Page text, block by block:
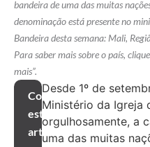
bandeira de uma das muitas
denominação está presente no
Bandeira desta semana: Mali,
Para saber mais sobre o país,
mais”.
Compartilhar
este
artigo
Desde 1º de
Ministério da Igreja
orgulhosamente, a
uma das muitas